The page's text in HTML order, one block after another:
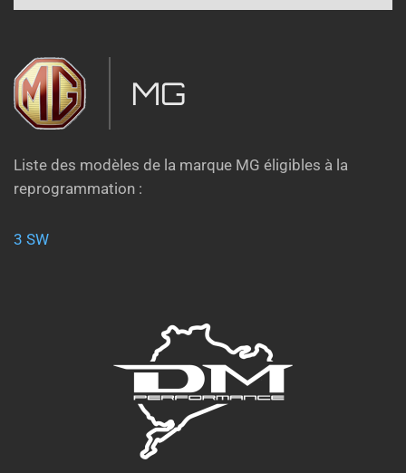
MG
Liste des modèles de la marque MG éligibles à la
reprogrammation :
3 SW